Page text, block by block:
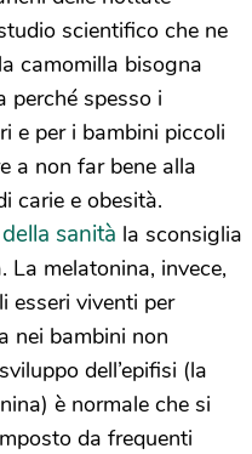
scientifico che ne
camomilla bisogna
perché spesso i
e per i bambini piccoli
a non far bene alla
carie e obesità.
sanità la sconsiglia
La melatonina, invece,
esseri viventi per
nei bambini non
dell’epifisi (la
è normale che si
da frequenti